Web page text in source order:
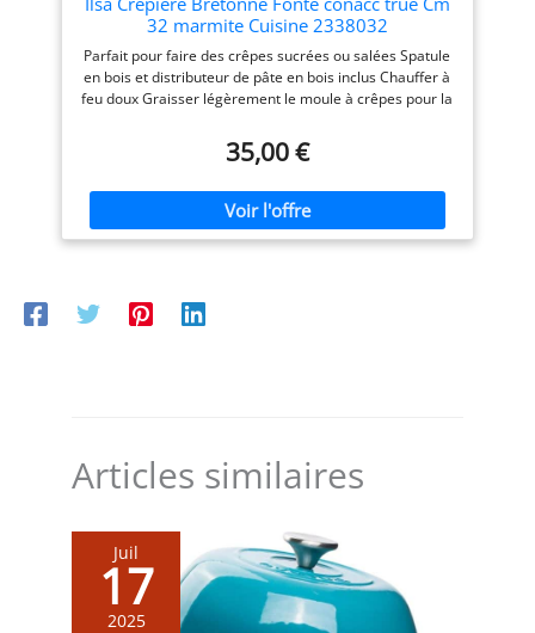
et assemblée dans l'atelier
breton de Krampouz.
ACCESSOIRES INCLUS :
Livrée avec un râteau
(rozell) à crêpes plat pour
et une spatule (spanell) en
crêpes. RÉPARABILITÉ 15
ANS : Les pièces détachées
sont disponibles au
minimum jusqu'à 15 ans
pas fourni
32 marmite Cuisine 2338032
Parfait pour faire des crêpes sucrées ou salées Spatule
en bois et distributeur de pâte en bois inclus Chauffer à
feu doux Graisser légèrement le moule à crêpes pour la
35,00 €
Articles similaires
Juil
17
2025